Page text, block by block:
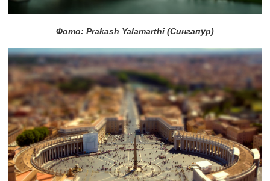
Фото: Prakash Yalamarthi (Сингапур)